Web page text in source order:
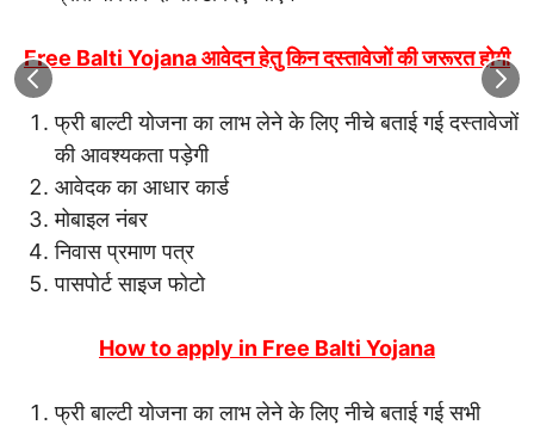
Free Balti Yojana आवेदन हेतु किन दस्तावेजों की जरूरत होगी
फ्री बाल्टी योजना का लाभ लेने के लिए नीचे बताई गई दस्तावेजों
की आवश्यकता पड़ेगी
आवेदक का आधार कार्ड
मोबाइल नंबर
निवास प्रमाण पत्र
पासपोर्ट साइज फोटो
How to apply in Free Balti Yojana
फ्री बाल्टी योजना का लाभ लेने के लिए नीचे बताई गई सभी